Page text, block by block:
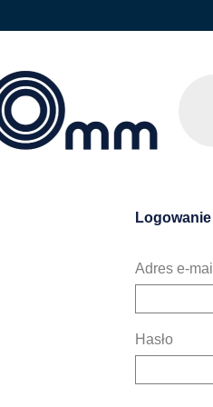
Logowanie
Adres e-mail
Hasło